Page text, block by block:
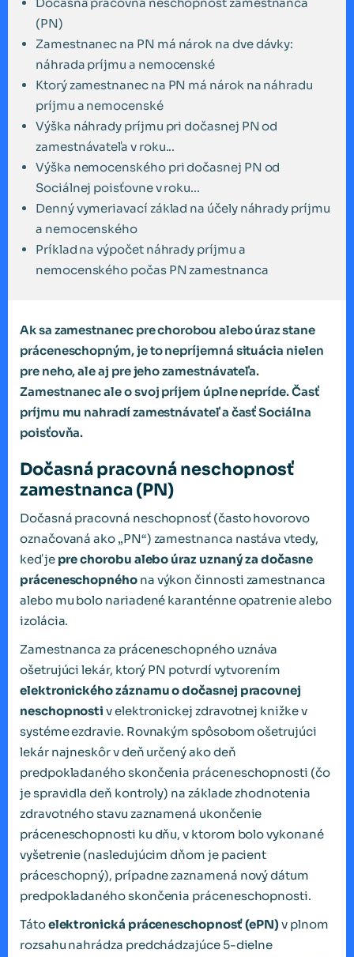
Dočasná pracovná neschopnosť zamestnanca
(PN)
Zamestnanec na PN má nárok na dve dávky:
náhrada príjmu a nemocenské
Ktorý zamestnanec na PN má nárok na náhradu
príjmu a nemocenské
Výška náhrady príjmu pri dočasnej PN od
zamestnávateľa v roku...
Výška nemocenského pri dočasnej PN od
Sociálnej poisťovne v roku...
Denný vymeriavací základ na účely náhrady príjmu
a nemocenského
Príklad na výpočet náhrady príjmu a
nemocenského počas PN zamestnanca
Ak sa zamestnanec pre chorobou alebo úraz stane
práceneschopným, je to nepríjemná situácia nielen
pre neho, ale aj pre jeho zamestnávateľa.
Zamestnanec ale o svoj príjem úplne nepríde. Časť
príjmu mu nahradí zamestnávateľ a časť Sociálna
poisťovňa.
Dočasná pracovná neschopnosť
zamestnanca (PN)
Dočasná pracovná neschopnosť (často hovorovo
označovaná ako „PN“) zamestnanca nastáva vtedy,
keď je pre chorobu alebo úraz uznaný za dočasne
práceneschopnéhona výkon činnosti zamestnanca
alebo mu bolo nariadené karanténne opatrenie alebo
izolácia.
Zamestnanca za práceneschopného uznáva
ošetrujúci lekár, ktorý PN potvrdí vytvorením
elektronického záznamu o dočasnej pracovnej
neschopnosti v elektronickej zdravotnej knižke v
systéme ezdravie. Rovnakým spôsobom ošetrujúci
lekár najneskôr v deň určený ako deň
predpokladaného skončenia práceneschopnosti (čo
je spravidla deň kontroly) na základe zhodnotenia
zdravotného stavu zaznamená ukončenie
práceneschopnosti ku dňu, v ktorom bolo vykonané
vyšetrenie (nasledujúcim dňom je pacient
práceschopný), prípadne zaznamená nový dátum
predpokladaného skončenia práceneschopnosti.
Tátoelektronická práceneschopnosť (ePN)v plnom
rozsahu nahrádza predchádzajúce 5-dielne